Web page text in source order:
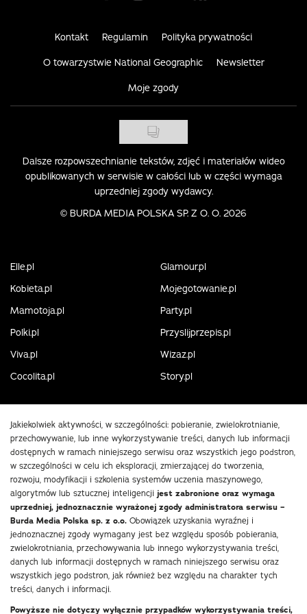
Kontakt Regulamin Polityka prywatności
O towarzystwie National Geographic Newsletter
Moje zgody
Dalsze rozpowszechnianie tekstów, zdjęć i materiałów wideo
opublikowanych w serwisie w całości lub w części wymaga
uprzedniej zgody wydawcy.
© BURDA MEDIA POLSKA SP. Z O. O. 2026
Elle.pl
Glamour.pl
Kobieta.pl
Mojegotowanie.pl
Mamotoja.pl
Party.pl
Polki.pl
Przyslijprzepis.pl
Viva.pl
Wizaz.pl
Cocolita.pl
Story.pl
Jakiekolwiek aktywności, w szczególności: pobieranie, zwielokrotnianie,
przechowywanie, lub inne wykorzystywanie treści, danych lub informacji
dostępnych w ramach niniejszego serwisu oraz wszystkich jego podstron,
w szczególności w celu ich eksploracji, zmierzającej do tworzenia,
rozwoju, modyfikacji i szkolenia systemów uczenia maszynowego,
algorytmów lub sztucznej inteligencji jest zabronione oraz wymaga
uprzedniej, jednoznacznie wyrażonej zgody administratora serwisu –
Burda Media Polska sp. z o.o. Obowiązek uzyskania wyraźnej i
jednoznacznej zgody wymagany jest bez względu sposób pobierania,
zwielokrotniania, przechowywania lub innego wykorzystywania treści,
danych lub informacji dostępnych w ramach niniejszego serwisu oraz
wszystkich jego podstron, jak również bez względu na charakter tych
treści, danych i informacji.
Powyższe nie dotyczy wyłącznie przypadków wykorzystywania treści,